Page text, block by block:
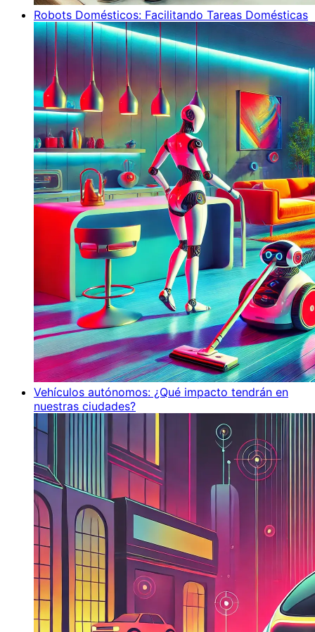
Robots Domésticos: Facilitando Tareas Domésticas
Vehículos autónomos: ¿Qué impacto tendrán en
nuestras ciudades?